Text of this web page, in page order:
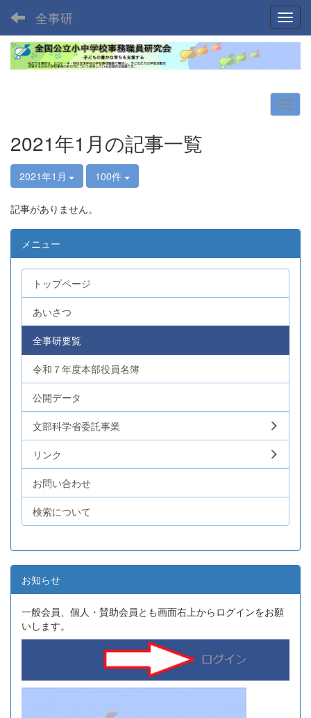
全事研
2021年1月の記事一覧
2021年1月 100件
記事がありません。
メニュー
トップページ
あいさつ
全事研要覧
令和７年度本部役員名簿
公開データ
文部科学省委託事業
リンク
お問い合わせ
検索について
お知らせ
一般会員、個人・賛助会員とも画面右上からログインをお願
いします。